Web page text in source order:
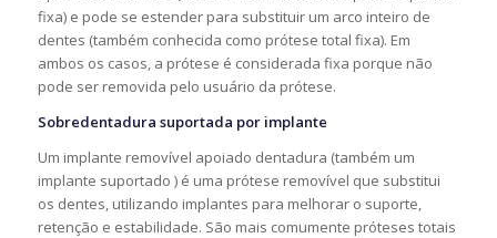
fixa) e pode se estender para substituir um arco inteiro de
dentes (também conhecida como prótese total fixa). Em
ambos os casos, a prótese é considerada fixa porque não
pode ser removida pelo usuário da prótese.
Sobredentadura suportada por implante
Um implante removível apoiado dentadura (também um
implante suportado ) é uma prótese removível que substitui
os dentes, utilizando implantes para melhorar o suporte,
retenção e estabilidade. São mais comumente próteses totais